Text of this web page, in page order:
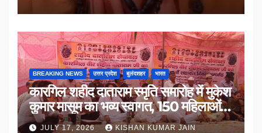
BREAKING NEWS उत्तर प्रदेश बुलंदशहर भारत
कारगिल शहीद दाताराम स्मृति समारोह में मुकेश
कुमार मासूम का भव्य स्वागत, 150 महिलाओं
का सम्मान
JULY 17, 2026 KISHAN KUMAR JAIN